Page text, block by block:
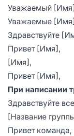
Уважаемый
Уважаемые
Здравствуйте
Привет [Имя],
[Имя],
Привет [Имя],
При написании
Здравствуйте
[Название
Привет команда,